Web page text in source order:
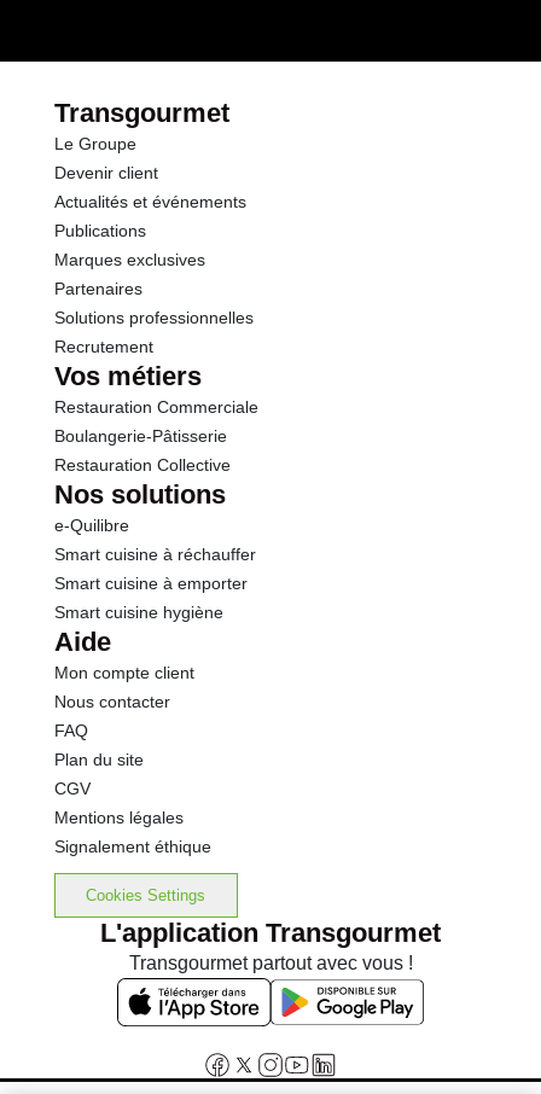
Protéines
Transgourmet
Le Groupe
Devenir client
Actualités et événements
Publications
Marques exclusives
Partenaires
Solutions professionnelles
Recrutement
Vos métiers
Restauration Commerciale
Boulangerie-Pâtisserie
Restauration Collective
Nos solutions
e-Quilibre
Smart cuisine à réchauffer
Smart cuisine à emporter
Smart cuisine hygiène
Aide
Mon compte client
Nous contacter
FAQ
Plan du site
CGV
Mentions légales
Signalement éthique
Cookies Settings
L'application Transgourmet
Transgourmet partout avec vous !